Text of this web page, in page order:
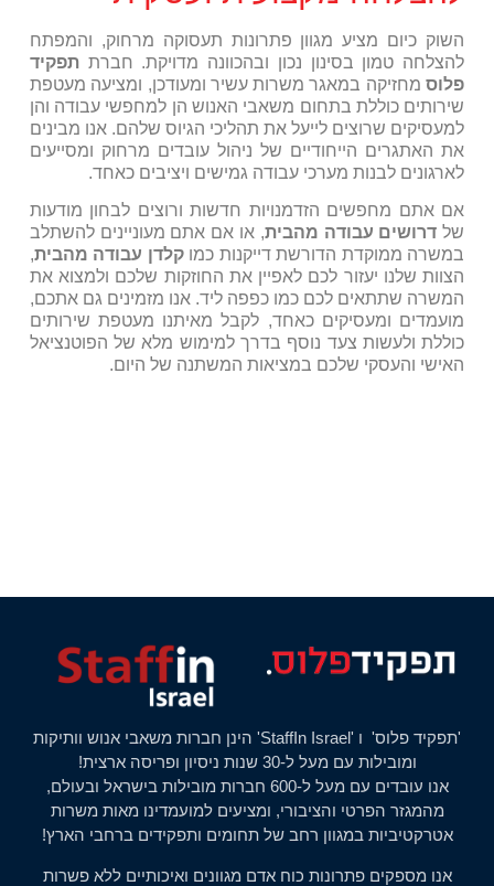
השוק כיום מציע מגוון פתרונות תעסוקה מרחוק, והמפתח
להצלחה טמון בסינון נכון ובהכוונה מדויקת. חברתתפקיד
פלוסמחזיקה במאגר משרות עשיר ומעודכן, ומציעה מעטפת
שירותים כוללת בתחום משאבי האנוש הן למחפשי עבודה והן
למעסיקים שרוצים לייעל את תהליכי הגיוס שלהם. אנו מבינים
את האתגרים הייחודיים של ניהול עובדים מרחוק ומסייעים
לארגונים לבנות מערכי עבודה גמישים ויציבים כאחד.
אם אתם מחפשים הזדמנויות חדשות ורוצים לבחון מודעות
של דרושים עבודה מהבית, או אם אתם מעוניינים להשתלב
במשרה ממוקדת הדורשת דייקנות כמוקלדן עבודה מהבית,
הצוות שלנו יעזור לכם לאפיין את החוזקות שלכם ולמצוא את
המשרה שתתאים לכם כמו כפפה ליד. אנו מזמינים גם אתכם,
מועמדים ומעסיקים כאחד, לקבל מאיתנו מעטפת שירותים
כוללת ולעשות צעד נוסף בדרך למימוש מלא של הפוטנציאל
האישי והעסקי שלכם במציאות המשתנה של היום.
'תפקיד פלוס' ו 'StaffIn Israel' הינן חברות משאבי אנוש וותיקות
ומובילות עם מעל ל-30 שנות ניסיון ופריסה ארצית!
אנו עובדים עם מעל ל-600 חברות מובילות בישראל ובעולם,
מהמגזר הפרטי והציבורי, ומציעים למועמדינו מאות משרות
אטרקטיביות במגוון רחב של תחומים ותפקידים ברחבי הארץ!
אנו מספקים פתרונות כוח אדם מגוונים ואיכותיים ללא פשרות